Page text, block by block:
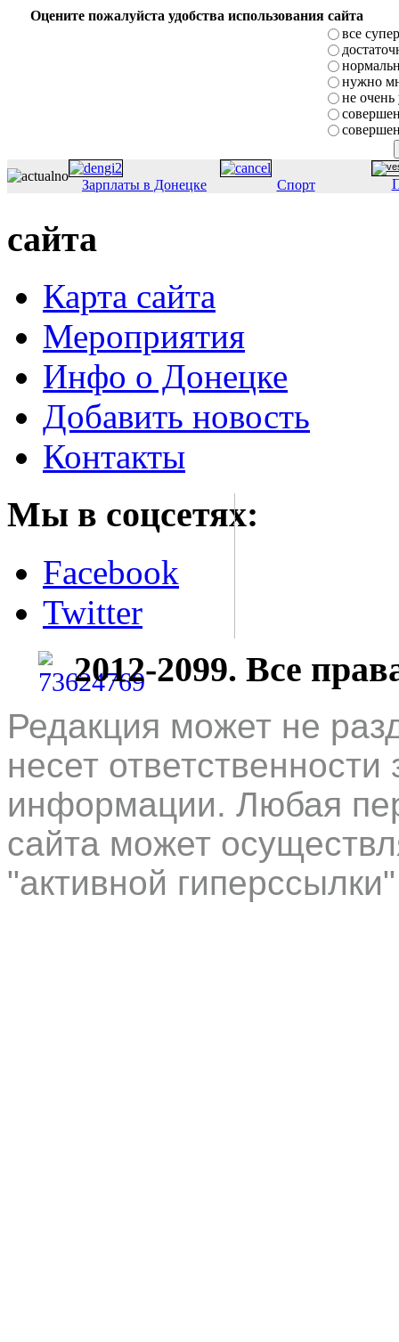
Оцените пожалуйста удобства использования сайта
все супер
нужно
не очень
Зарплаты в Донецке Спорт
сайта
Карта сайта
Мероприятия
Инфо о Донецке
Добавить новость
Контакты
Мы в соцсетях:
Facebook
Twitter
2012-2099. Все
Редакция может не
несет
информации. Любая
сайта может
"активной